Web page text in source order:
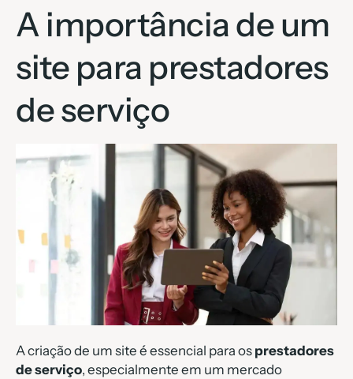
A importância de um
site para prestadores
de serviço
A criação de um site é essencial para os prestadores
de serviço, especialmente em um mercado